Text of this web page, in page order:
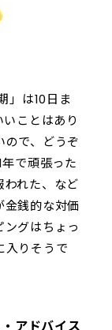
」は10日ま
ことはあり
ので、どうぞ
で頑張った
れた、など
金銭的な対価
グはちょっ
入りそうで